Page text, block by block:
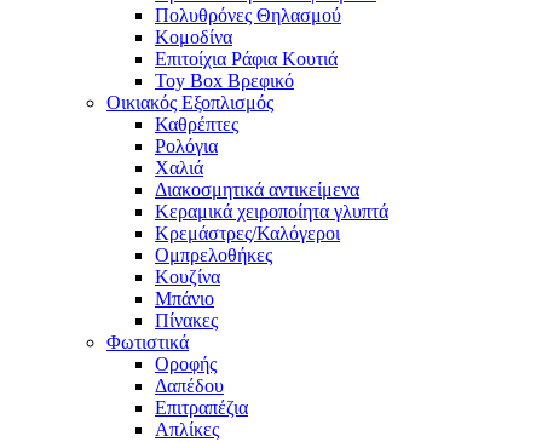
Πολυθρόνες Θηλασμού
Κομοδίνα
Επιτοίχια Ράφια Κουτιά
Toy Box Βρεφικό
Οικιακός Εξοπλισμός
Καθρέπτες
Ρολόγια
Χαλιά
Διακοσμητικά αντικείμενα
Κεραμικά χειροποίητα γλυπτά
Κρεμάστρες/Καλόγεροι
Ομπρελοθήκες
Κουζίνα
Μπάνιο
Πίνακες
Φωτιστικά
Οροφής
Δαπέδου
Επιτραπέζια
Απλίκες